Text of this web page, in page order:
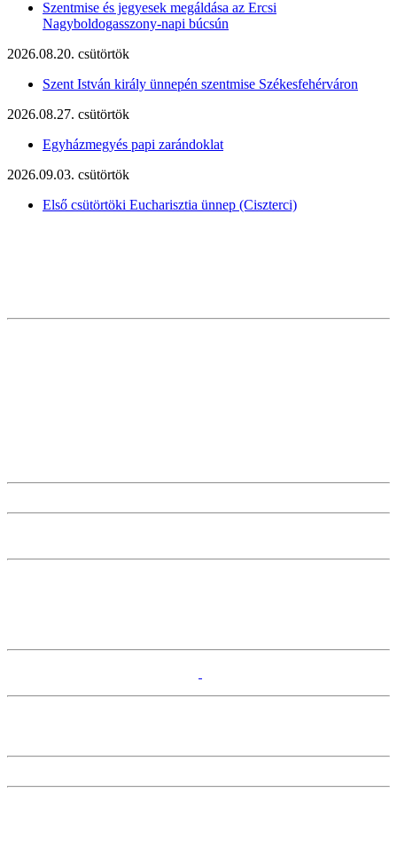
Szentmise és jegyesek megáldása az Ercsi
Nagyboldogasszony-napi búcsún
2026.08.20. csütörtök
Szent István király ünnepén szentmise Székesfehérváron
2026.08.27. csütörtök
Egyházmegyés papi zarándoklat
2026.09.03. csütörtök
Első csütörtöki Eucharisztia ünnep (Ciszterci)